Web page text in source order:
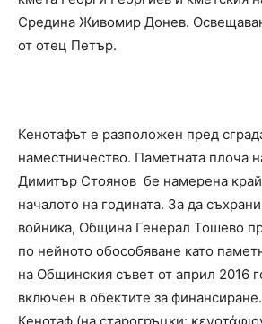
Средина Живомир Донев.
от отец Петър.
Кенотафът е разположен пред
наместничество. Паметната плоча
Димитър Стоянов бе намерена
началото на годината. За да
войника, Община Генерал Тошево
по нейното обособяване като
на Общинския съвет от април 2016
включен в обектите за финансиране.